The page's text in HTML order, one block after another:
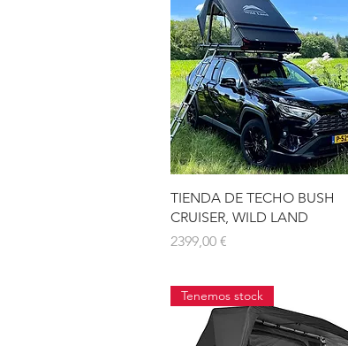
Vista rápida
TIENDA DE TECHO BUSH
CRUISER, WILD LAND
Precio
2399,00 €
Tenemos stock